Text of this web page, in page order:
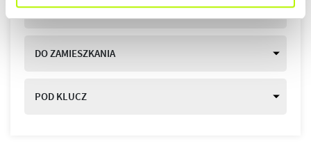
DEWELOPERSKI
DO ZAMIESZKANIA
POD KLUCZ